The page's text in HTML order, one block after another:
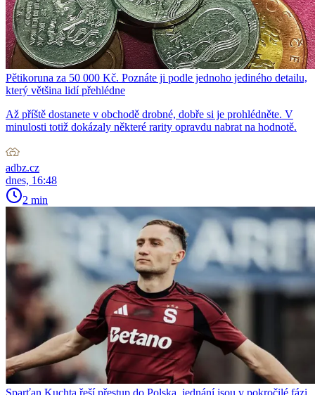
Pětikoruna za 50 000 Kč. Poznáte ji podle jednoho jediného detailu,
který většina lidí přehlédne
Až příště dostanete v obchodě drobné, dobře si je prohlédněte. V
minulosti totiž dokázaly některé rarity opravdu nabrat na hodnotě.
adbz.cz
dnes, 16:48
2 min
Sparťan Kuchta řeší přestup do Polska, jednání jsou v pokročilé fázi